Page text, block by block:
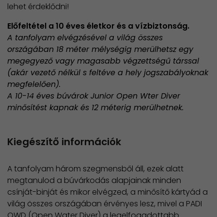
lehet érdeklődni!
Előfeltétel a 10 éves életkor és a vízbiztonság.
A tanfolyam elvégzésével a világ összes
országában 18 méter mélységig merülhetsz egy
megegyező vagy magasabb végzettségű társsal
(akár vezető nélkül s feltéve a hely jogszabályoknak
megfelelően).
A 10-14 éves búvárok Junior Open Wter Diver
minősítést kapnak és 12 méterig merülhetnek.
Kiegészítő információk
A tanfolyam három szegmensből áll, ezek alatt
megtanulod a búvárkodás alapjainak minden
csínját-binját és mikor elvégzed, a minősítő kártyád a
világ összes országában érvényes lesz, mivel a PADI